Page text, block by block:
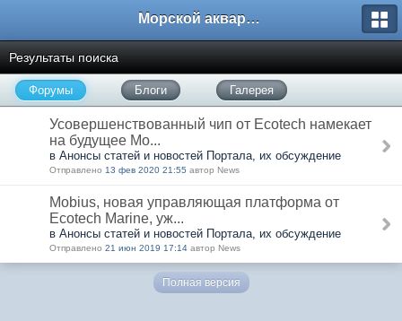
Морской аквариум. Форумы ReefCentral.ru
Результаты поиска
Форумы Блоги Галерея
Усовершенствованный чип от Ecotech намекает
на будущее Mo...
в Анонсы статей и новостей Портала, их обсуждение
Отправлено 13 фев 2020 21:55 автор News
Mobius, новая управляющая платформа от
Ecotech Marine, уж...
в Анонсы статей и новостей Портала, их обсуждение
Отправлено 21 июн 2019 17:14 автор News
Полная версия